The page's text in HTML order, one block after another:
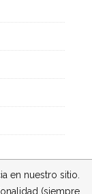
en nuestro sitio.
(siempre